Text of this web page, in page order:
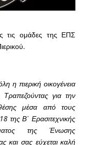
τις ομάδες της ΕΠΣ
η πιερική οικογένεια
για την
μέσα από τους
της Β΄ Ερασιτεχνικής
της Ένωσης
και σας εύχεται καλή